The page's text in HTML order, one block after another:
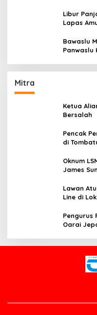
Libur
Lapas
Bawaslu
Panwaslu
Mitra
Ketua
Bersalah
Pencak
di
Oknum
James
Lawan
Line di
Pengurus
Oarai